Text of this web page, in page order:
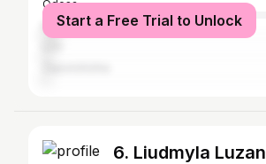
Odesa
Kharkiv
Start a Free Trial to Unlock
6. Liudmyla Luzan